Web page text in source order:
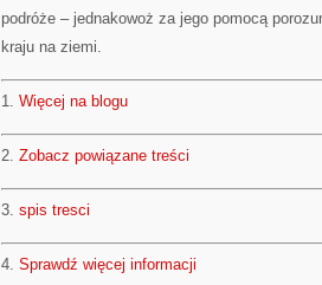
podróże – jednakowoż za jego pomocą
kraju na ziemi.
1. Więcej na blogu
2. Zobacz powiązane treści
3. spis tresci
4. Sprawdź więcej informacji